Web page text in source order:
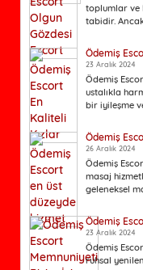
toplumlar ve
tabidir.
Ödemiş
23 Aralık 2024
Ödemiş
ustalıkla
bir iyileşme
Ödemiş
26 Aralık 2024
Ödemiş
masaj
geleneksel
Ödemiş
23 Aralık 2024
Ödemiş
ruhsal